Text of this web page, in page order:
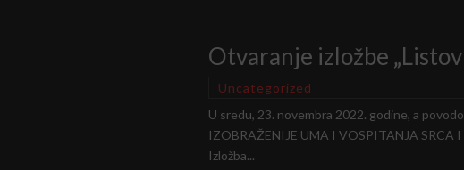
Otvaranje izložbe
Uncategorized
U sredu, 23. novembra 2022. godine, a
IZOBRAŽENIJE UMA I VOSPITANJA SRCA
Izložba...